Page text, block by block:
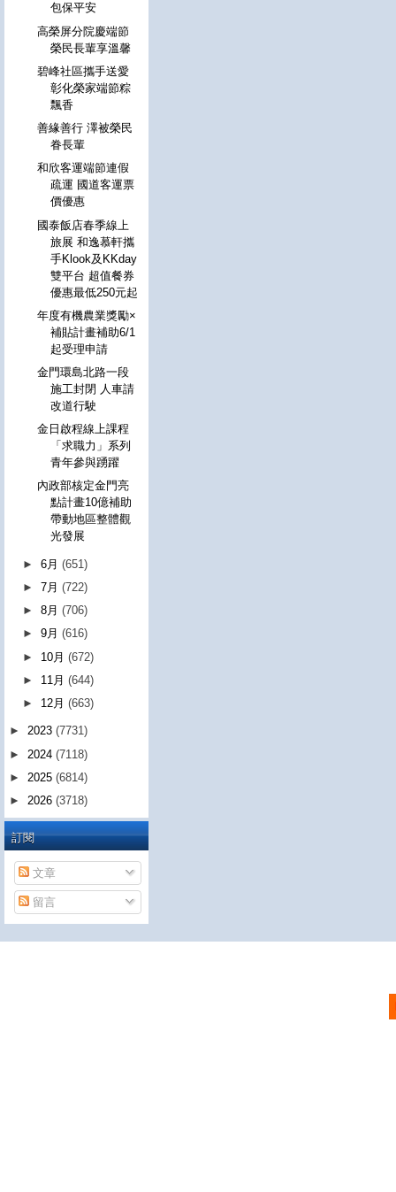
包保平安
高榮屏分院慶端節
榮民長輩享溫馨
碧峰社區攜手送愛
彰化榮家端節粽
飄香
善緣善行 澤被榮民
眷長輩
和欣客運端節連假
疏運 國道客運票
價優惠
國泰飯店春季線上
旅展 和逸慕軒攜
手Klook及KKday
雙平台 超值餐券
優惠最低250元起
年度有機農業獎勵×
補貼計畫補助6/1
起受理申請
金門環島北路一段
施工封閉 人車請
改道行駛
金日啟程線上課程
「求職力」系列
青年參與踴躍
內政部核定金門亮
點計畫10億補助
帶動地區整體觀
光發展
►6月(651)
►7月(722)
►8月(706)
►9月(616)
► 10月(672)
► 11月(644)
► 12月(663)
► 2023 (7731)
► 2024 (7118)
► 2025 (6814)
► 2026 (3718)
訂閱
文章
留言